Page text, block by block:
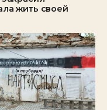
жить своей